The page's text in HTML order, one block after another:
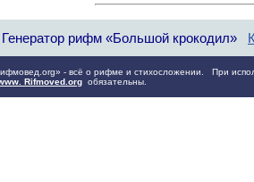
Генератор рифм «Большой крокодил»
- всё о рифме и стихосложении. При
Rifmoved.org обязательны.